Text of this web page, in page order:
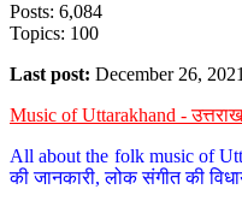
Posts: 6,084
Topics: 100
Last post: December 26,
Music of Uttarakhand -
All about the folk music of
की जानकारी, लोक संगीत की